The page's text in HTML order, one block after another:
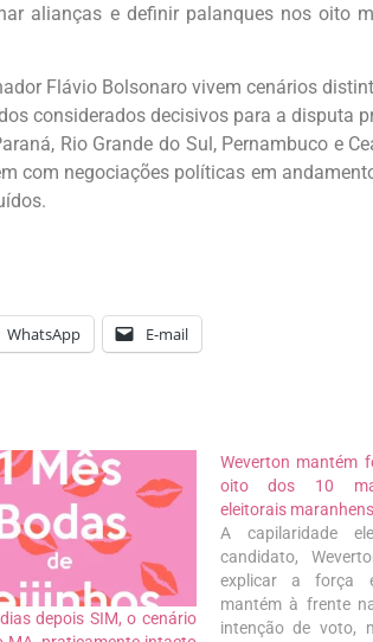
alianças e definir palanques nos oito
Flávio Bolsonaro vivem cenários
considerados decisivos para a disputa
Rio Grande do Sul, Pernambuco e
com negociações políticas em
WhatsApp E-mail
depois SIM, o cenário
Weverton mantém
oito dos 10
eleitorais
A capilaridade
candidato,
explicar a força
mantém à frente
intenção de voto,